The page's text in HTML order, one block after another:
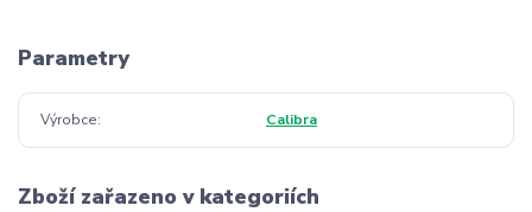
Parametry
Výrobce Calibra
Zboží zařazeno v kategoriích